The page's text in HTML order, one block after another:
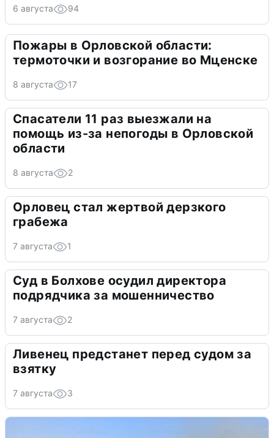
6 августа 94
Пожары в Орловской области:
термоточки и возгорание во Мценске
8 августа 17
Спасатели 11 раз выезжали на
помощь из-за непогоды в Орловской
области
8 августа 2
Орловец стал жертвой дерзкого
грабежа
7 августа 1
Суд в Болхове осудил директора
подрядчика за мошенничество
7 августа 2
Ливенец предстанет перед судом за
взятку
7 августа 3